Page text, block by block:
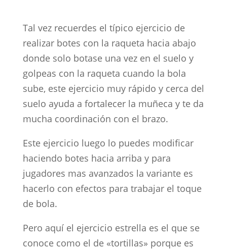
Tal vez recuerdes el típico ejercicio de
realizar botes con la raqueta hacia abajo
donde solo botase una vez en el suelo y
golpeas con la raqueta cuando la bola
sube, este ejercicio muy rápido y cerca del
suelo ayuda a fortalecer la muñeca y te da
mucha coordinación con el brazo.
Este ejercicio luego lo puedes modificar
haciendo botes hacia arriba y para
jugadores mas avanzados la variante es
hacerlo con efectos para trabajar el toque
de bola.
Pero aquí el ejercicio estrella es el que se
conoce como el de «tortillas» porque es